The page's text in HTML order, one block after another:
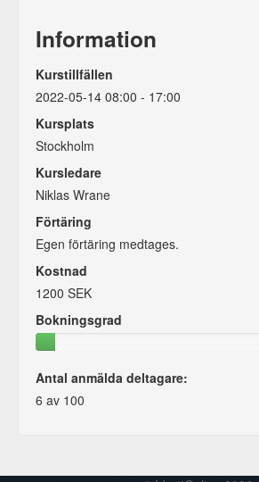
Information
Kurstillfällen
2022-05-14 08:00 - 17:00
Kursplats
Stockholm
Kursledare
Niklas Wrane
Förtäring
Egen förtäring medtages.
Kostnad
1200 SEK
Bokningsgrad
Antal anmälda deltagare:
6 av 100